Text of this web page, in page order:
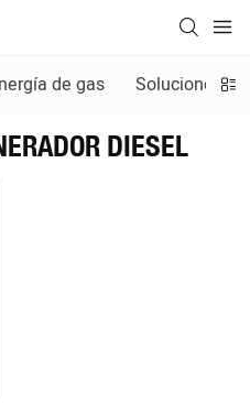
de gas Soluciones
DIESEL